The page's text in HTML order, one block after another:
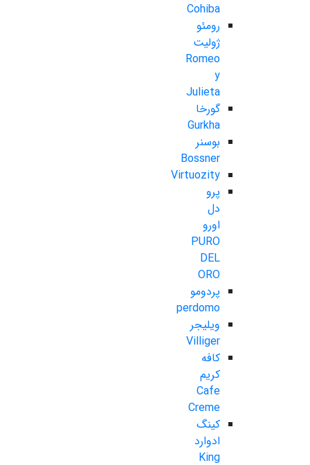
Cohiba
رومئو
ژولیت
Romeo
y
Julieta
گورخا
Gurkha
بوسنر
Bossner
Virtuozity
پرو
دل
اورو
PURO
DEL
ORO
پردومو
perdomo
ویلیجر
Villiger
کافه
کریم
Cafe
Creme
کینگ
ادوارد
King